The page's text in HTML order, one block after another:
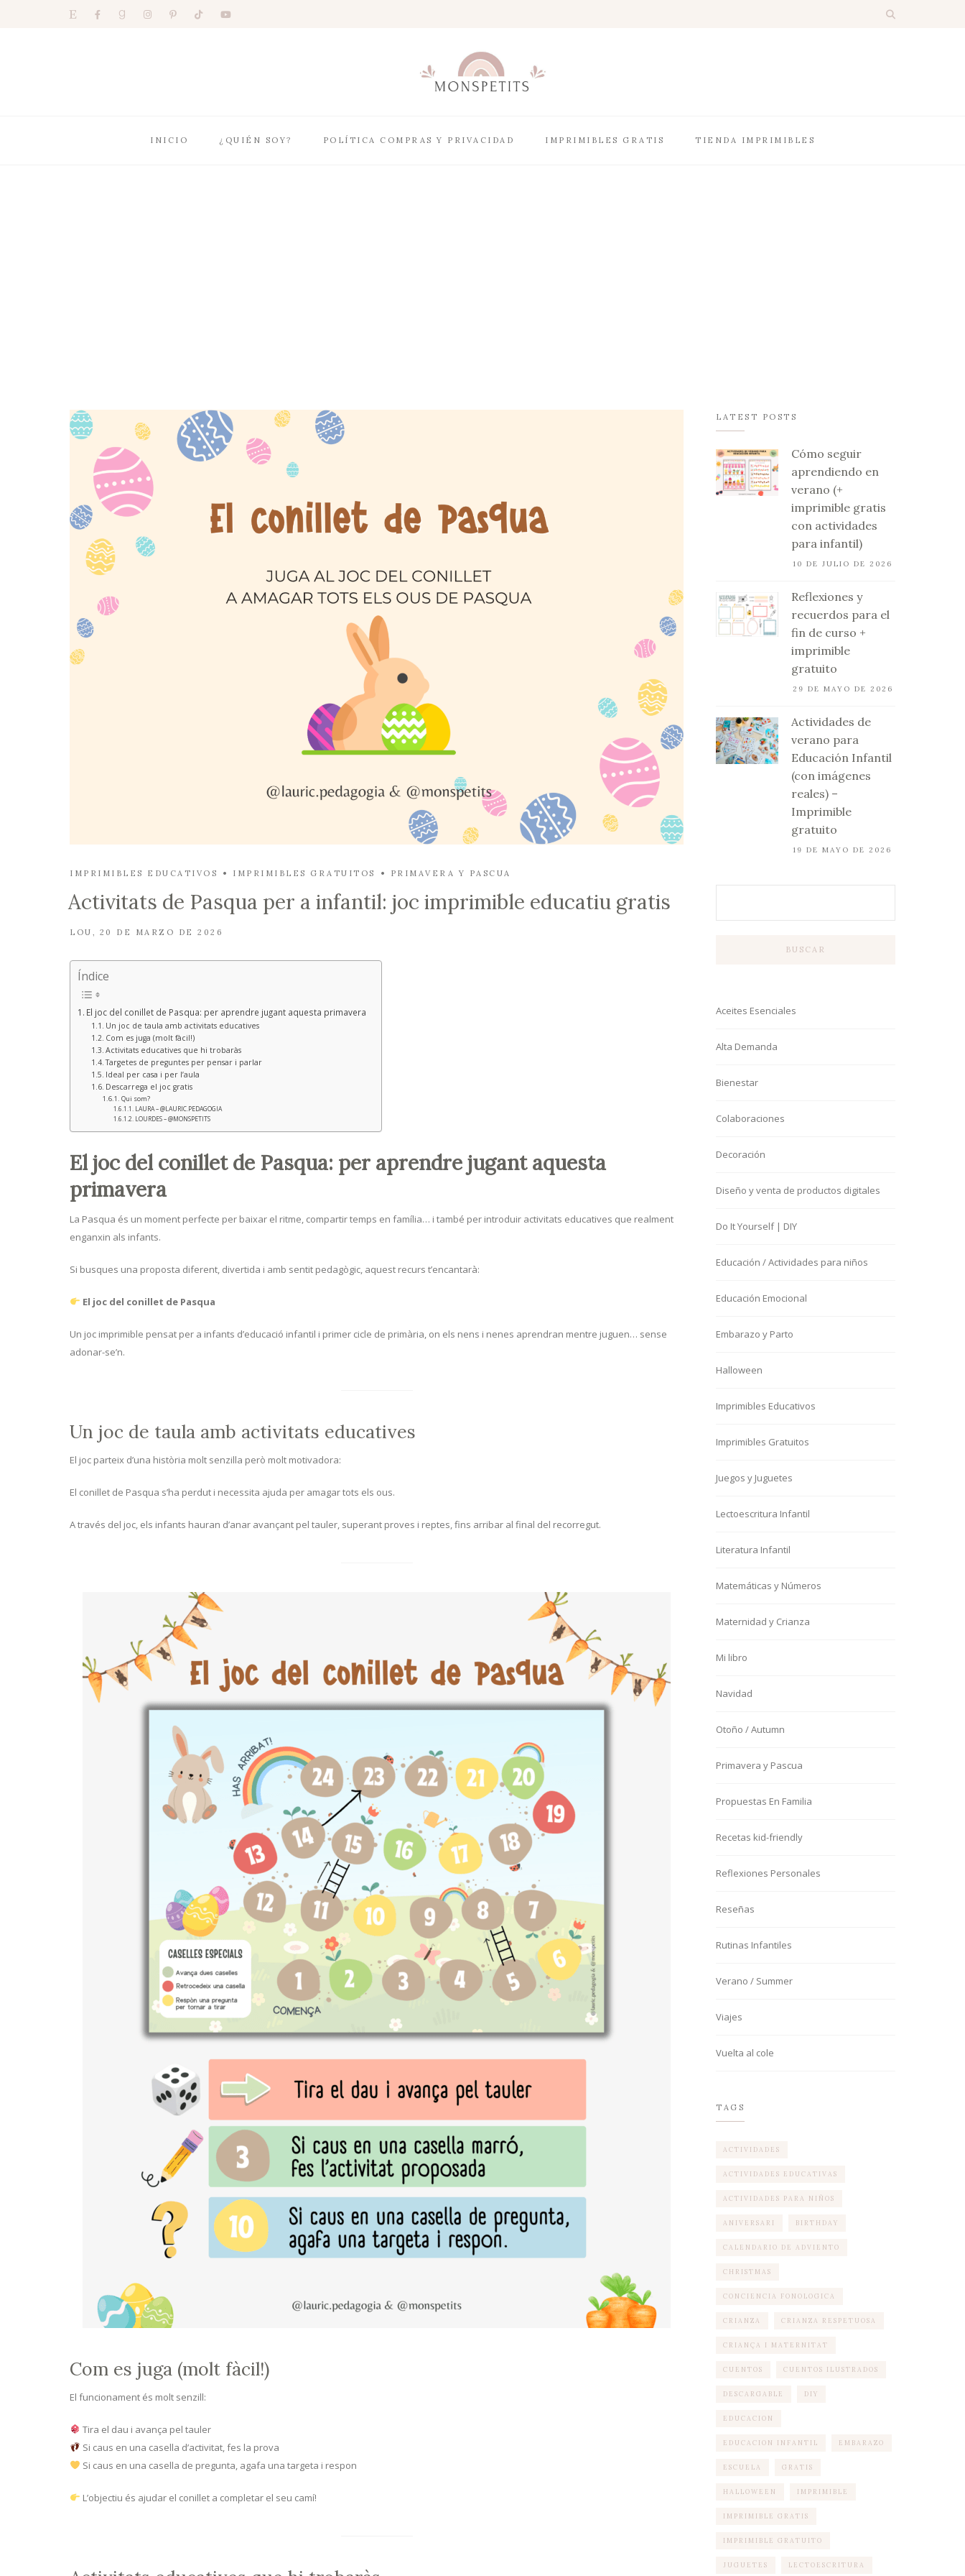
INICIO ¿QUIÉN SOY? POLÍTICA COMPRAS Y PRIVACIDAD IMPRIMIBLES GRATIS TIENDA IMPRIMIBLES
IMPRIMIBLES EDUCATIVOS IMPRIMIBLES GRATUITOS PRIMAVERA Y PASCUA
Activitats de Pasqua per a infantil: joc imprimible educatiu gratis
LOU 20 DE MARZO DE 2026
Índice
El joc del conillet de Pasqua: per aprendre jugant aquesta primavera
Un joc de taula amb activitats educatives
Com es juga (molt fàcil!)
Activitats educatives que hi trobaràs
Targetes de preguntes per pensar i parlar
Ideal per casa i per l’aula
Descarrega el joc gratis
Qui som?
LAURA – @LAURIC.PEDAGOGIA
LOURDES – @MONSPETITS
El joc del conillet de Pasqua: per aprendre jugant aquesta
primavera
La Pasqua és un moment perfecte per baixar el ritme, compartir temps en família… i també per introduir activitats educatives que realment
enganxin als infants.
Si busques una proposta diferent, divertida i amb sentit pedagògic, aquest recurs t’encantarà:
El joc del conillet de Pasqua
Un joc imprimible pensat per a infants d’educació infantil i primer cicle de primària, on els nens i nenes aprendran mentre juguen… sense
adonar-se’n.
Un joc de taula amb activitats educatives
El joc parteix d’una història molt senzilla però molt motivadora:
El conillet de Pasqua s’ha perdut i necessita ajuda per amagar tots els ous.
A través del joc, els infants hauran d’anar avançant pel tauler, superant proves i reptes, fins arribar al final del recorregut.
Com es juga (molt fàcil!)
El funcionament és molt senzill:
Tira el dau i avança pel tauler
Si caus en una casella d’activitat, fes la prova
Si caus en una casella de pregunta, agafa una targeta i respon
L’objectiu és ajudar el conillet a completar el seu camí!
LATEST POSTS
Cómo seguir
aprendiendo en
verano (+
imprimible gratis
con actividades
para infantil)
10 DE JULIO DE 2026
Reflexiones y
recuerdos para el
fin de curso +
imprimible
gratuito
29 DE MAYO DE 2026
Actividades de
verano para
Educación Infantil
(con imágenes
reales) –
Imprimible
gratuito
19 DE MAYO DE 2026
BUSCAR
Aceites Esenciales
Alta Demanda
Bienestar
Colaboraciones
Decoración
Diseño y venta de productos digitales
Do It Yourself | DIY
Educación / Actividades para niños
Educación Emocional
Embarazo y Parto
Halloween
Imprimibles Educativos
Imprimibles Gratuitos
Juegos y Juguetes
Lectoescritura Infantil
Literatura Infantil
Matemáticas y Números
Maternidad y Crianza
Mi libro
Navidad
Otoño / Autumn
Primavera y Pascua
Propuestas En Familia
Recetas kid-friendly
Reflexiones Personales
Reseñas
Rutinas Infantiles
Verano / Summer
Viajes
Vuelta al cole
TAGS
ACTIVIDADES
ACTIVIDADES EDUCATIVAS
ACTIVIDADES PARA NIÑOS
ANIVERSARI BIRTHDAY
CALENDARIO DE ADVIENTO
CHRISTMAS
CONCIENCIA FONOLOGICA
CRIANZA CRIANZA RESPETUOSA
CRIANÇA I MATERNITAT
CUENTOS CUENTOS ILUSTRADOS
DESCARGABLE DIY
EDUCACION
EDUCACION INFANTIL EMBARAZO
ESCUELA GRATIS
HALLOWEEN IMPRIMIBLE
IMPRIMIBLE GRATIS
IMPRIMIBLE GRATUITO
JUGUETES LECTOESCRITURA